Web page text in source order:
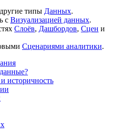
типы Данных.
с Визуализацией данных.
Слоёв, Дашбордов, Сцен и
Сценариями аналитики.
историчность